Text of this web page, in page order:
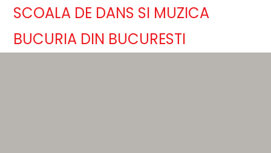
SCOALA DE DANS SI MUZICA
BUCURIA DIN BUCURESTI